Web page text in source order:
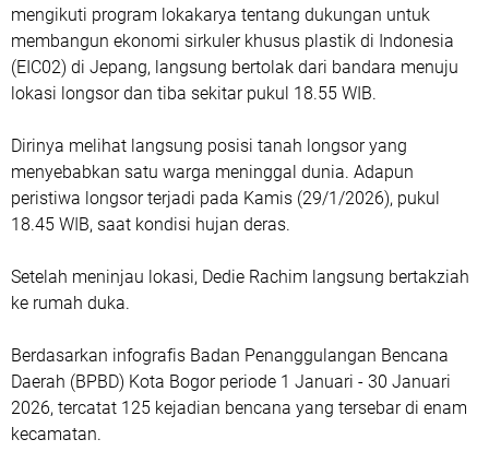
mengikuti program lokakarya tentang dukungan untuk
membangun ekonomi sirkuler khusus plastik di Indonesia
(EIC02) di Jepang, langsung bertolak dari bandara menuju
lokasi longsor dan tiba sekitar pukul 18.55 WIB.
Dirinya melihat langsung posisi tanah longsor yang
menyebabkan satu warga meninggal dunia. Adapun
peristiwa longsor terjadi pada Kamis (29/1/2026), pukul
18.45 WIB, saat kondisi hujan deras.
Setelah meninjau lokasi, Dedie Rachim langsung bertakziah
ke rumah duka.
Berdasarkan infografis Badan Penanggulangan Bencana
Daerah (BPBD) Kota Bogor periode 1 Januari - 30 Januari
2026, tercatat 125 kejadian bencana yang tersebar di enam
kecamatan.